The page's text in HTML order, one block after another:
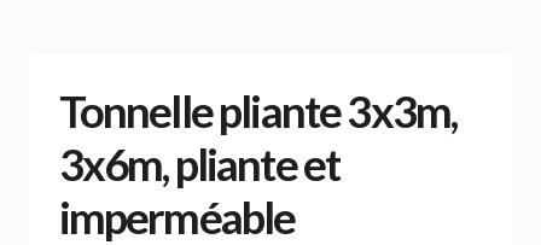
Tonnelle pliante 3x3m,
3x6m, pliante et
imperméable